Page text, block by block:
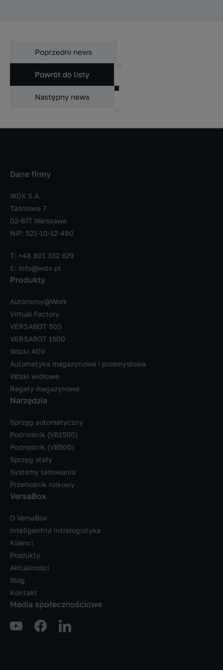
Poprzedni news
Powrót do listy
Następny news
Dane firmy
WDX S.A.
Taśmowa 7
02-677 Warszawa
NIP: 521-10-12-480
T: +48 801 332 629
E: info@wdx.pl
Produkty
Autonomy@Work
Virtual Factory
VERSABOT 500
VERSABOT 1500
Wózki AGV
Automatyka magazynowa i przemysłowa
Wózki widłowe
Regały magazynowe
Narzędzia
Sprzęg automatyczny
Podnośnik (VB1500)
Podnośnik (VB500)
Sprzęg stały
Systemy ładowania
Przenośnik rolkowy
VersaBox
O VersaBox
Inteligentna intralogistyka
Klienci
Produkty
Aktualności
Blog
Kontakt
Media społecznościowe